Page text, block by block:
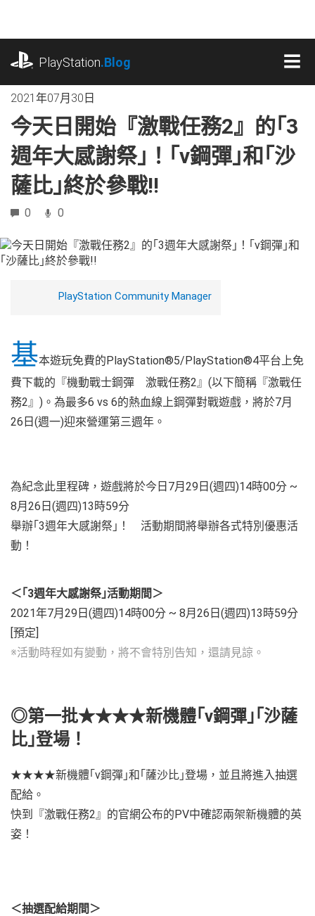
內
PlayStation.Blog
2021年07月30日
今天日開始『激戰任務2』的｢3
週年大感謝祭｣！｢ν鋼彈｣和｢沙
薩比｣終於參戰!!
0 0
PlayStation Community Manager
基本遊玩免費的PlayStation®5/PlayStation®4平台上免
費下載的『機動戰士鋼彈 激戰任務2』(以下簡稱『激戰任
務2』)。為最多6 vs 6的熱血線上鋼彈對戰遊戲，將於7月
26日(週一)迎來營運第三週年。
為紀念此里程碑，遊戲將於今日7月29日(週四)14時00分 ~
8月26日(週四)13時59分
舉辦｢3週年大感謝祭｣！ 活動期間將舉辦各式特別優惠活
動！
＜｢3週年大感謝祭｣活動期間＞
2021年7月29日(週四)14時00分 ~ 8月26日(週四)13時59分
[預定]
※活動時程如有變動，將不會特別告知，還請見諒。
◎第一批★★★★新機體｢ν鋼彈｣｢沙薩
比｣登場！
★★★★新機體｢ν鋼彈｣和｢薩沙比｣登場，並且將進入抽選
配給。
快到『激戰任務2』的官網公布的PV中確認兩架新機體的英
姿！
＜抽選配給期間＞